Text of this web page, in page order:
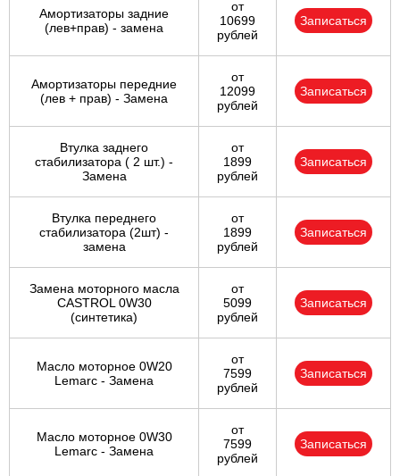
Амортизаторы задние
(лев+прав) - замена
от
10699
рублей
Записаться
Амортизаторы передние
(лев + прав) - Замена
от
12099
рублей
Записаться
Втулка заднего
стабилизатора ( 2 шт.) -
Замена
от
1899
рублей
Записаться
Втулка переднего
стабилизатора (2шт) -
замена
от
1899
рублей
Записаться
Замена моторного масла
CASTROL 0W30
(синтетика)
от
5099
рублей
Записаться
Масло моторное 0W20
Lemarc - Замена
от
7599
рублей
Записаться
Масло моторное 0W30
Lemarc - Замена
от
7599
рублей
Записаться